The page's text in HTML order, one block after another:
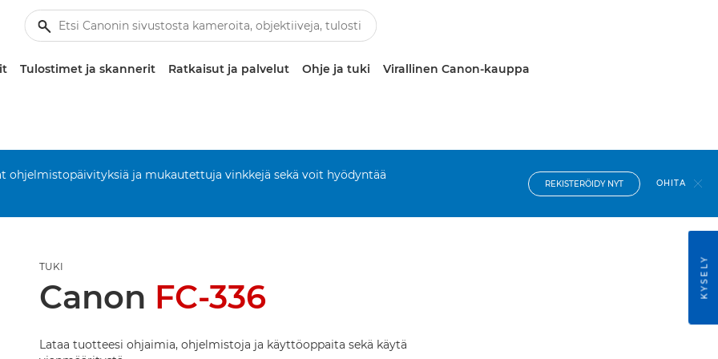
Tulostimet ja skannerit Ratkaisut ja palvelut Ohje ja tuki Virallinen Canon-kauppa
ohjelmistopäivityksiä ja mukautettuja vinkkejä sekä voit hyödyntää
REKISTERÖIDY NYT OHITA
TUKI
Canon FC-336
Lataa tuotteesi ohjaimia, ohjelmistoja ja käyttöoppaita sekä käytä
KYSELY